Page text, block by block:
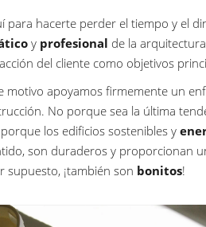
para hacerte perder el tiempo y el
y profesional de la
del cliente como objetivos
motivo apoyamos firmemente un
No porque sea la última
los edificios sostenibles y
son duraderos y proporcionan
supuesto, ¡también son bonitos!